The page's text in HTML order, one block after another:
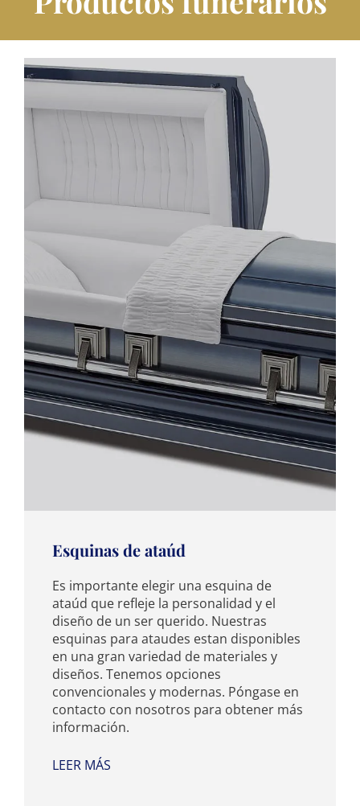
Esquinas de ataúd
Es importante elegir una esquina de
ataúd que refleje la personalidad y el
diseño de un ser querido. Nuestras
esquinas para ataudes estan disponibles
en una gran variedad de materiales y
diseños. Tenemos opciones
convencionales y modernas. Póngase en
contacto con nosotros para obtener más
información.
LEER MÁS